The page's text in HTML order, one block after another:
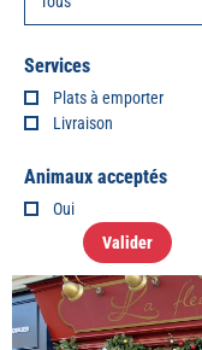
Services
Plats à emporter
Livraison
Animaux acceptés
Oui
Valider